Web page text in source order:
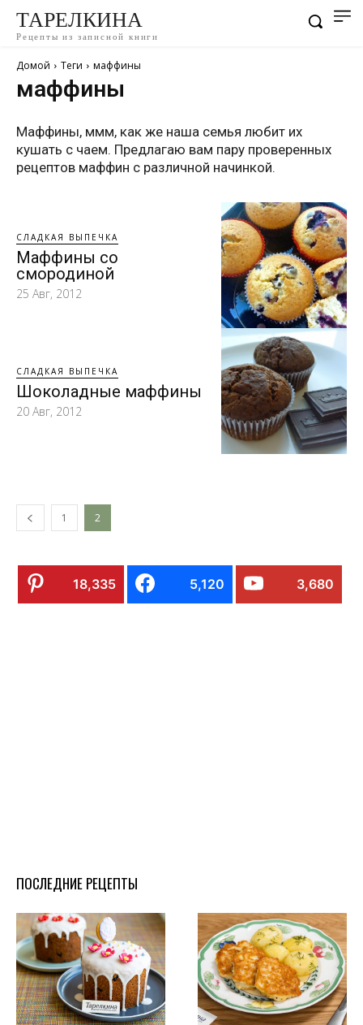
ТАРЕЛКИНА
Рецепты из записной книги
Домой Теги маффины
маффины
Маффины, ммм, как же наша семья любит их
кушать с чаем. Предлагаю вам пару проверенных
рецептов маффин с различной начинкой.
СЛАДКАЯ ВЫПЕЧКА
Маффины со
смородиной
25 Авг, 2012
СЛАДКАЯ ВЫПЕЧКА
Шоколадные маффины
20 Авг, 2012
1 2
18,335 5,120 3,680
ПОСЛЕДНИЕ РЕЦЕПТЫ